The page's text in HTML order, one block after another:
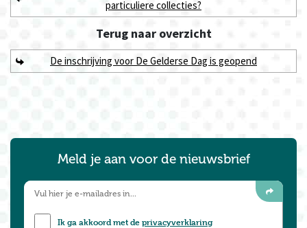
particuliere collecties?
Terug naaroverzicht
De inschrijving voor De Gelderse Dag is geopend
Meld je aan voor de nieuwsbrief
Ik ga akkoord met deprivacyverklaring